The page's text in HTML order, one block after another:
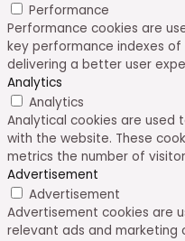
Performance
Performance cookies are
key performance indexes
delivering a better user
Analytics
Analytics
Analytical cookies are used
with the website. These
metrics the number of
Advertisement
Advertisement
Advertisement cookies are
relevant ads and marketing